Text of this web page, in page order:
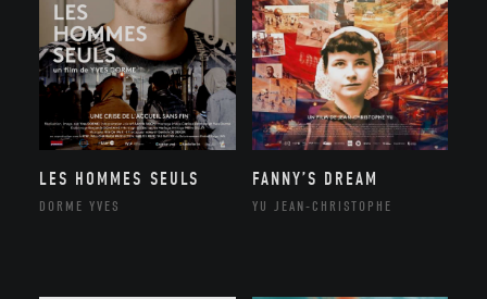
LES HOMMES SEULS
DORME YVES
FANNY’S DREAM
YU JEAN-CHRISTOPHE